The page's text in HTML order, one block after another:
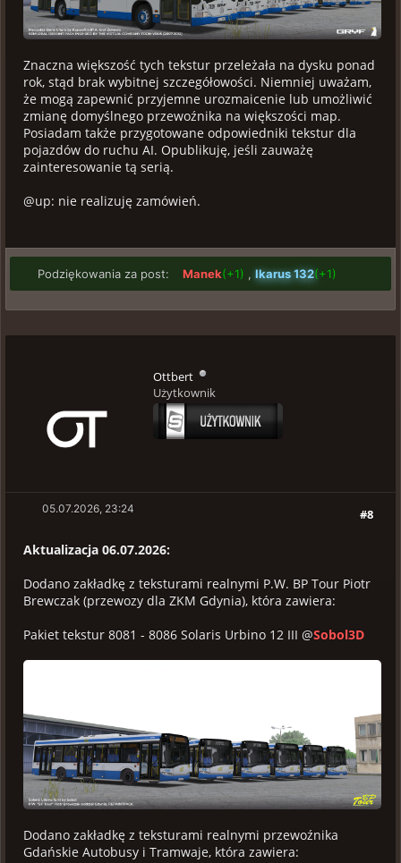
Znaczna większość tych tekstur przeleżała na dysku ponad
rok, stąd brak wybitnej szczegółowości. Niemniej uważam,
że mogą zapewnić przyjemne urozmaicenie lub umożliwić
zmianę domyślnego przewoźnika na większości map.
Posiadam także przygotowane odpowiedniki tekstur dla
pojazdów do ruchu AI. Opublikuję, jeśli zauważę
zainteresowanie tą serią.
@up: nie realizuję zamówień.
Podziękowania za post: Manek(+1) , Ikarus 132(+1)
Ottbert
Użytkownik
#8
05.07.2026, 23:24
Aktualizacja 06.07.2026:
Dodano zakładkę z teksturami realnymi P.W. BP Tour Piotr
Brewczak (przewozy dla ZKM Gdynia), która zawiera:
Pakiet tekstur 8081 - 8086 Solaris Urbino 12 III @Sobol3D
Dodano zakładkę z teksturami realnymi przewoźnika
Gdańskie Autobusy i Tramwaje, która zawiera: